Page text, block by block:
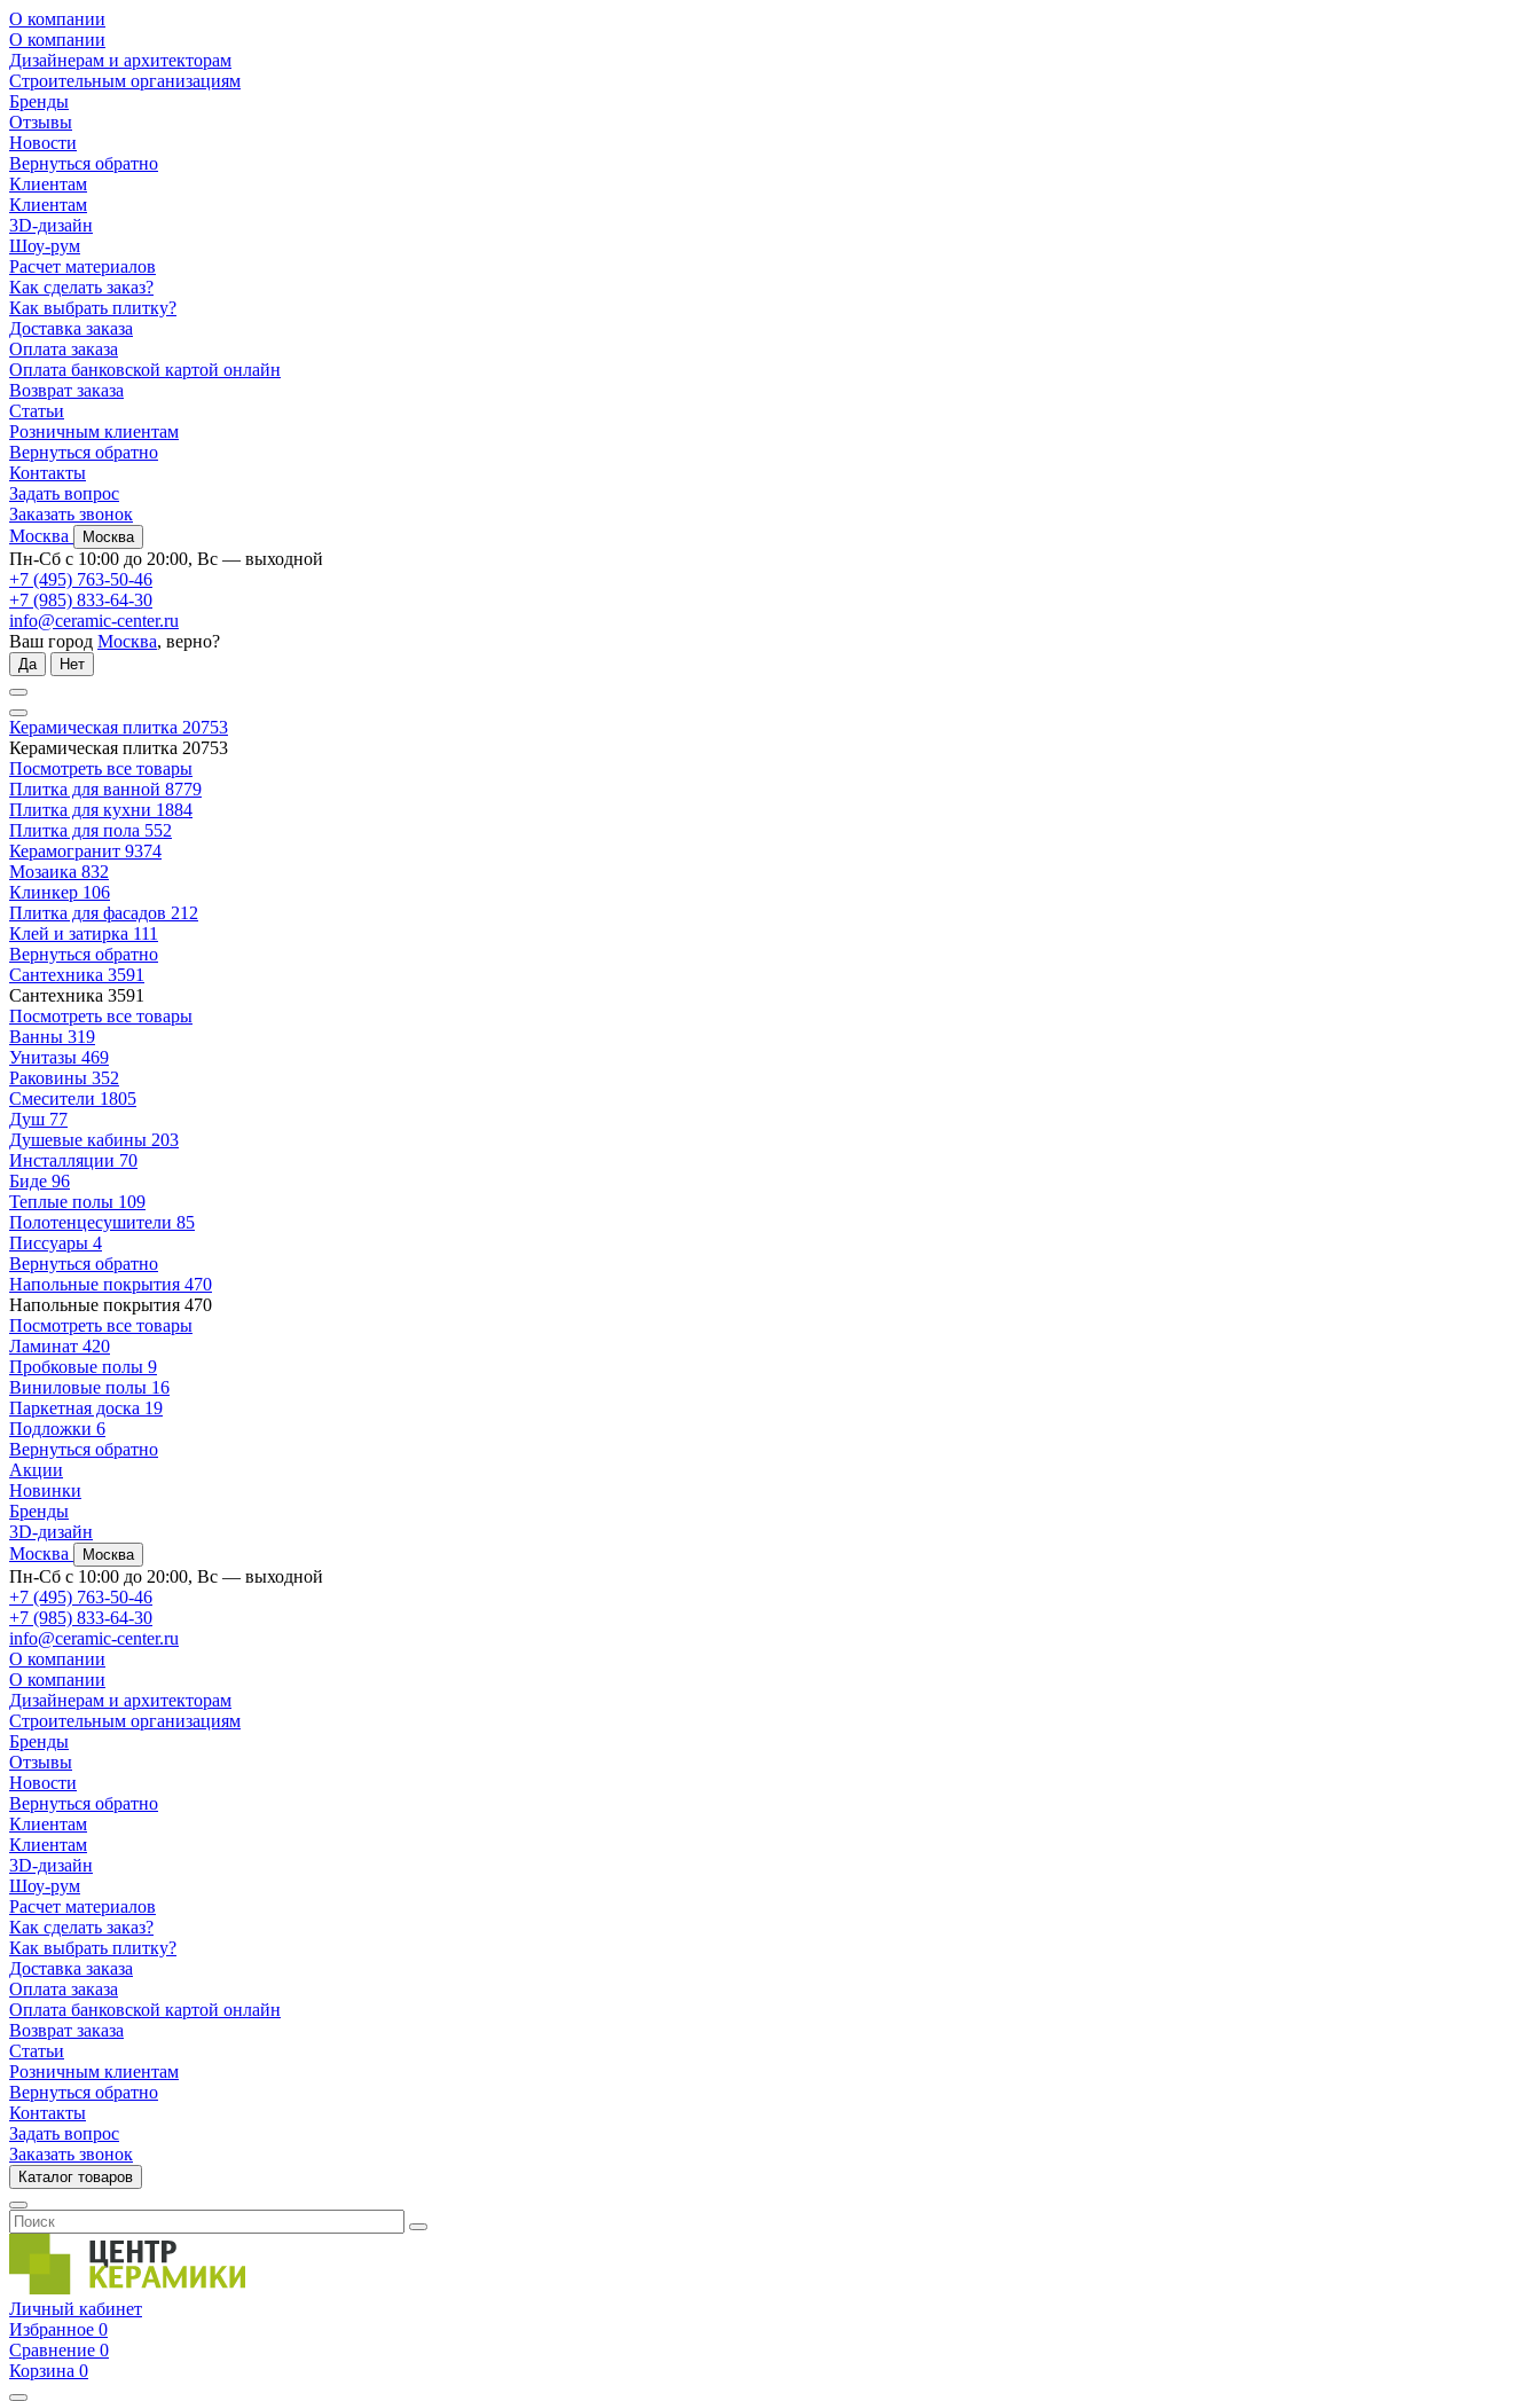
О компании
О компании
Дизайнерам и архитекторам
Строительным организациям
Бренды
Отзывы
Новости
Вернуться обратно
Клиентам
Клиентам
3D-дизайн
Шоу-рум
Расчет материалов
Как сделать заказ?
Как выбрать плитку?
Доставка заказа
Оплата заказа
Оплата банковской картой онлайн
Возврат заказа
Статьи
Розничным клиентам
Вернуться обратно
Контакты
Задать вопрос
Заказать звонок
Москва
Москва
Пн-Сб с 10:00 до 20:00, Вс — выходной
+7 (495) 763-50-46
+7 (985) 833-64-30
info@ceramic-center.ru
Ваш город Москва, верно?
Да Нет
Керамическая плитка 20753
Керамическая плитка 20753
Посмотреть все товары
Плитка для ванной 8779
Плитка для кухни 1884
Плитка для пола 552
Керамогранит 9374
Мозаика 832
Клинкер 106
Плитка для фасадов 212
Клей и затирка 111
Вернуться обратно
Сантехника 3591
Сантехника 3591
Посмотреть все товары
Ванны 319
Унитазы 469
Раковины 352
Смесители 1805
Душ 77
Душевые кабины 203
Инсталляции 70
Биде 96
Теплые полы 109
Полотенцесушители 85
Писсуары 4
Вернуться обратно
Напольные покрытия 470
Напольные покрытия 470
Посмотреть все товары
Ламинат 420
Пробковые полы 9
Виниловые полы 16
Паркетная доска 19
Подложки 6
Вернуться обратно
Акции
Новинки
Бренды
3D-дизайн
Москва
Москва
Пн-Сб с 10:00 до 20:00, Вс — выходной
+7 (495) 763-50-46
+7 (985) 833-64-30
info@ceramic-center.ru
О компании
О компании
Дизайнерам и архитекторам
Строительным организациям
Бренды
Отзывы
Новости
Вернуться обратно
Клиентам
Клиентам
3D-дизайн
Шоу-рум
Расчет материалов
Как сделать заказ?
Как выбрать плитку?
Доставка заказа
Оплата заказа
Оплата банковской картой онлайн
Возврат заказа
Статьи
Розничным клиентам
Вернуться обратно
Контакты
Задать вопрос
Заказать звонок
Каталог товаров
Личный кабинет
Избранное 0
Сравнение 0
Корзина 0